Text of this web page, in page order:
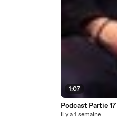
1:07
Podcast Partie 17
il y a 1 semaine